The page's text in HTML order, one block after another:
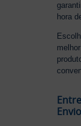
hora